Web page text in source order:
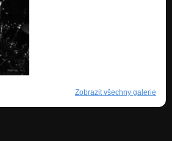
Zobrazit všechny galerie